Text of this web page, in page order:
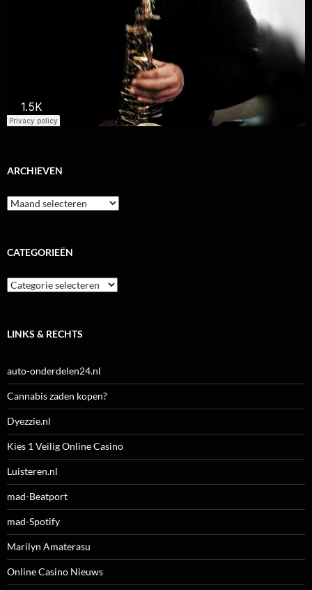
ARCHIEVEN
Archieven
CATEGORIEËN
Categorieën
LINKS & RECHTS
auto-onderdelen24.nl
Cannabis zaden kopen?
Dyezzie.nl
Kies 1 Veilig Online Casino
Luisteren.nl
mad-Beatport
mad-Spotify
Marilyn Amaterasu
Online Casino Nieuws